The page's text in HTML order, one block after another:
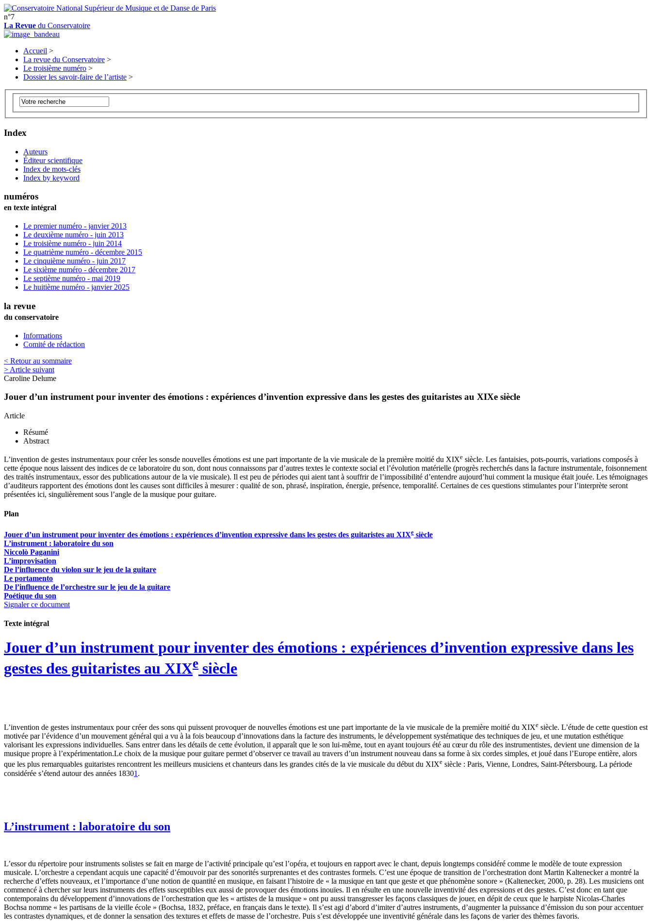
n°7
La Revue du Conservatoire
Accueil >
La revue du Conservatoire >
Le troisième numéro >
Dossier les savoir-faire de l’artiste >
Index
Auteurs
Éditeur scientifique
Index de mots-clés
Index by keyword
numéros
en texte intégral
Le premier numéro - janvier 2013
Le deuxième numéro - juin 2013
Le troisième numéro - juin 2014
Le quatrième numéro - décembre 2015
Le cinquième numéro - juin 2017
Le sixième numéro - décembre 2017
Le septième numéro - mai 2019
Le huitième numéro - janvier 2025
la revue
du conservatoire
Informations
Comité de rédaction
< Retour au sommaire
> Article suivant
Caroline Delume
Jouer d’un instrument pour inventer des émotions : expériences d’invention expressive dans les gestes des guitaristes au XIXe siècle
Article
Résumé
Abstract
L’invention de gestes instrumentaux pour créer les sonsde nouvelles émotions est une part importante de la vie musicale de la première moitié du XIXe siècle. Les fantaisies, pots-pourris, variations composés à
cette époque nous laissent des indices de ce laboratoire du son, dont nous connaissons par d’autres textes le contexte social et l’évolution matérielle (progrès recherchés dans la facture instrumentale, foisonnement
des traités instrumentaux, essor des publications autour de la vie musicale). Il est peu de périodes qui aient tant à souffrir de l’impossibilité d’entendre aujourd’hui comment la musique était jouée. Les témoignages
d’auditeurs rapportent des émotions dont les causes sont difficiles à mesurer : qualité de son, phrasé, inspiration, énergie, présence, temporalité. Certaines de ces questions stimulantes pour l’interprète seront
présentées ici, singulièrement sous l’angle de la musique pour guitare.
Plan
Jouer d’un instrument pour inventer des émotions : expériences d’invention expressive dans les gestes des guitaristes au XIXe siècle
L’instrument : laboratoire du son
Niccolò Paganini
L’improvisation
De l’influence du violon sur le jeu de la guitare
Le portamento
De l’influence de l’orchestre sur le jeu de la guitare
Poétique du son
Signaler ce document
Texte intégral
Jouer d’un instrument pour inventer des émotions : expériences d’invention expressive dans les
gestes des guitaristes au XIXe siècle
L’invention de gestes instrumentaux pour créer des sons qui puissent provoquer de nouvelles émotions est une part importante de la vie musicale de la première moitié du XIXe siècle. L’étude de cette question est
motivée par l’évidence d’un mouvement général qui a vu à la fois beaucoup d’innovations dans la facture des instruments, le développement systématique des techniques de jeu, et une mutation esthétique
valorisant les expressions individuelles. Sans entrer dans les détails de cette évolution, il apparaît que le son lui-même, tout en ayant toujours été au cœur du rôle des instrumentistes, devient une dimension de la
musique propre à l’expérimentation.Le choix de la musique pour guitare permet d’observer ce travail au travers d’un instrument nouveau dans sa forme à six cordes simples, et joué dans l’Europe entière, alors
que les plus remarquables guitaristes rencontrent les meilleurs musiciens et chanteurs dans les grandes cités de la vie musicale du début du XIXe siècle : Paris, Vienne, Londres, Saint-Pétersbourg. La période
considérée s’étend autour des années 18301 .
L’instrument : laboratoire du son
L’essor du répertoire pour instruments solistes se fait en marge de l’activité principale qu’est l’opéra, et toujours en rapport avec le chant, depuis longtemps considéré comme le modèle de toute expression
musicale. L’orchestre a cependant acquis une capacité d’émouvoir par des sonorités surprenantes et des contrastes formels. C’est une époque de transition de l’orchestration dont Martin Kaltenecker a montré la
recherche d’effets nouveaux, et l’importance d’une notion de quantité en musique, en faisant l’histoire de « la musique en tant que geste et que phénomène sonore » (Kaltenecker, 2000, p. 28). Les musiciens ont
commencé à chercher sur leurs instruments des effets susceptibles eux aussi de provoquer des émotions inouïes. Il en résulte en une nouvelle inventivité des expressions et des gestes. C’est donc en tant que
contemporains du développement d’innovations de l’orchestration que les « artistes de la musique » ont pu aussi transgresser les façons classiques de jouer, en dépit de ceux que le harpiste Nicolas-Charles
Bochsa nomme « les partisans de la vieille école » (Bochsa, 1832, préface, en français dans le texte). Il s’est agi d’abord d’imiter d’autres instruments, d’augmenter la puissance d’émission du son pour accentuer
les contrastes dynamiques, et de donner la sensation des textures et effets de masse de l’orchestre. Puis s’est développée une inventivité générale dans les façons de varier des thèmes favoris.